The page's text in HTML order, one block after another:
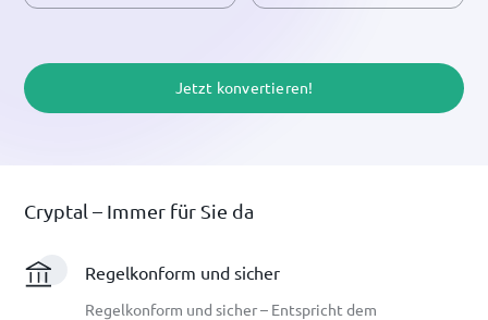
Jetzt konvertieren!
Cryptal – Immer für Sie da
Regelkonform und sicher
Regelkonform und sicher – Entspricht dem